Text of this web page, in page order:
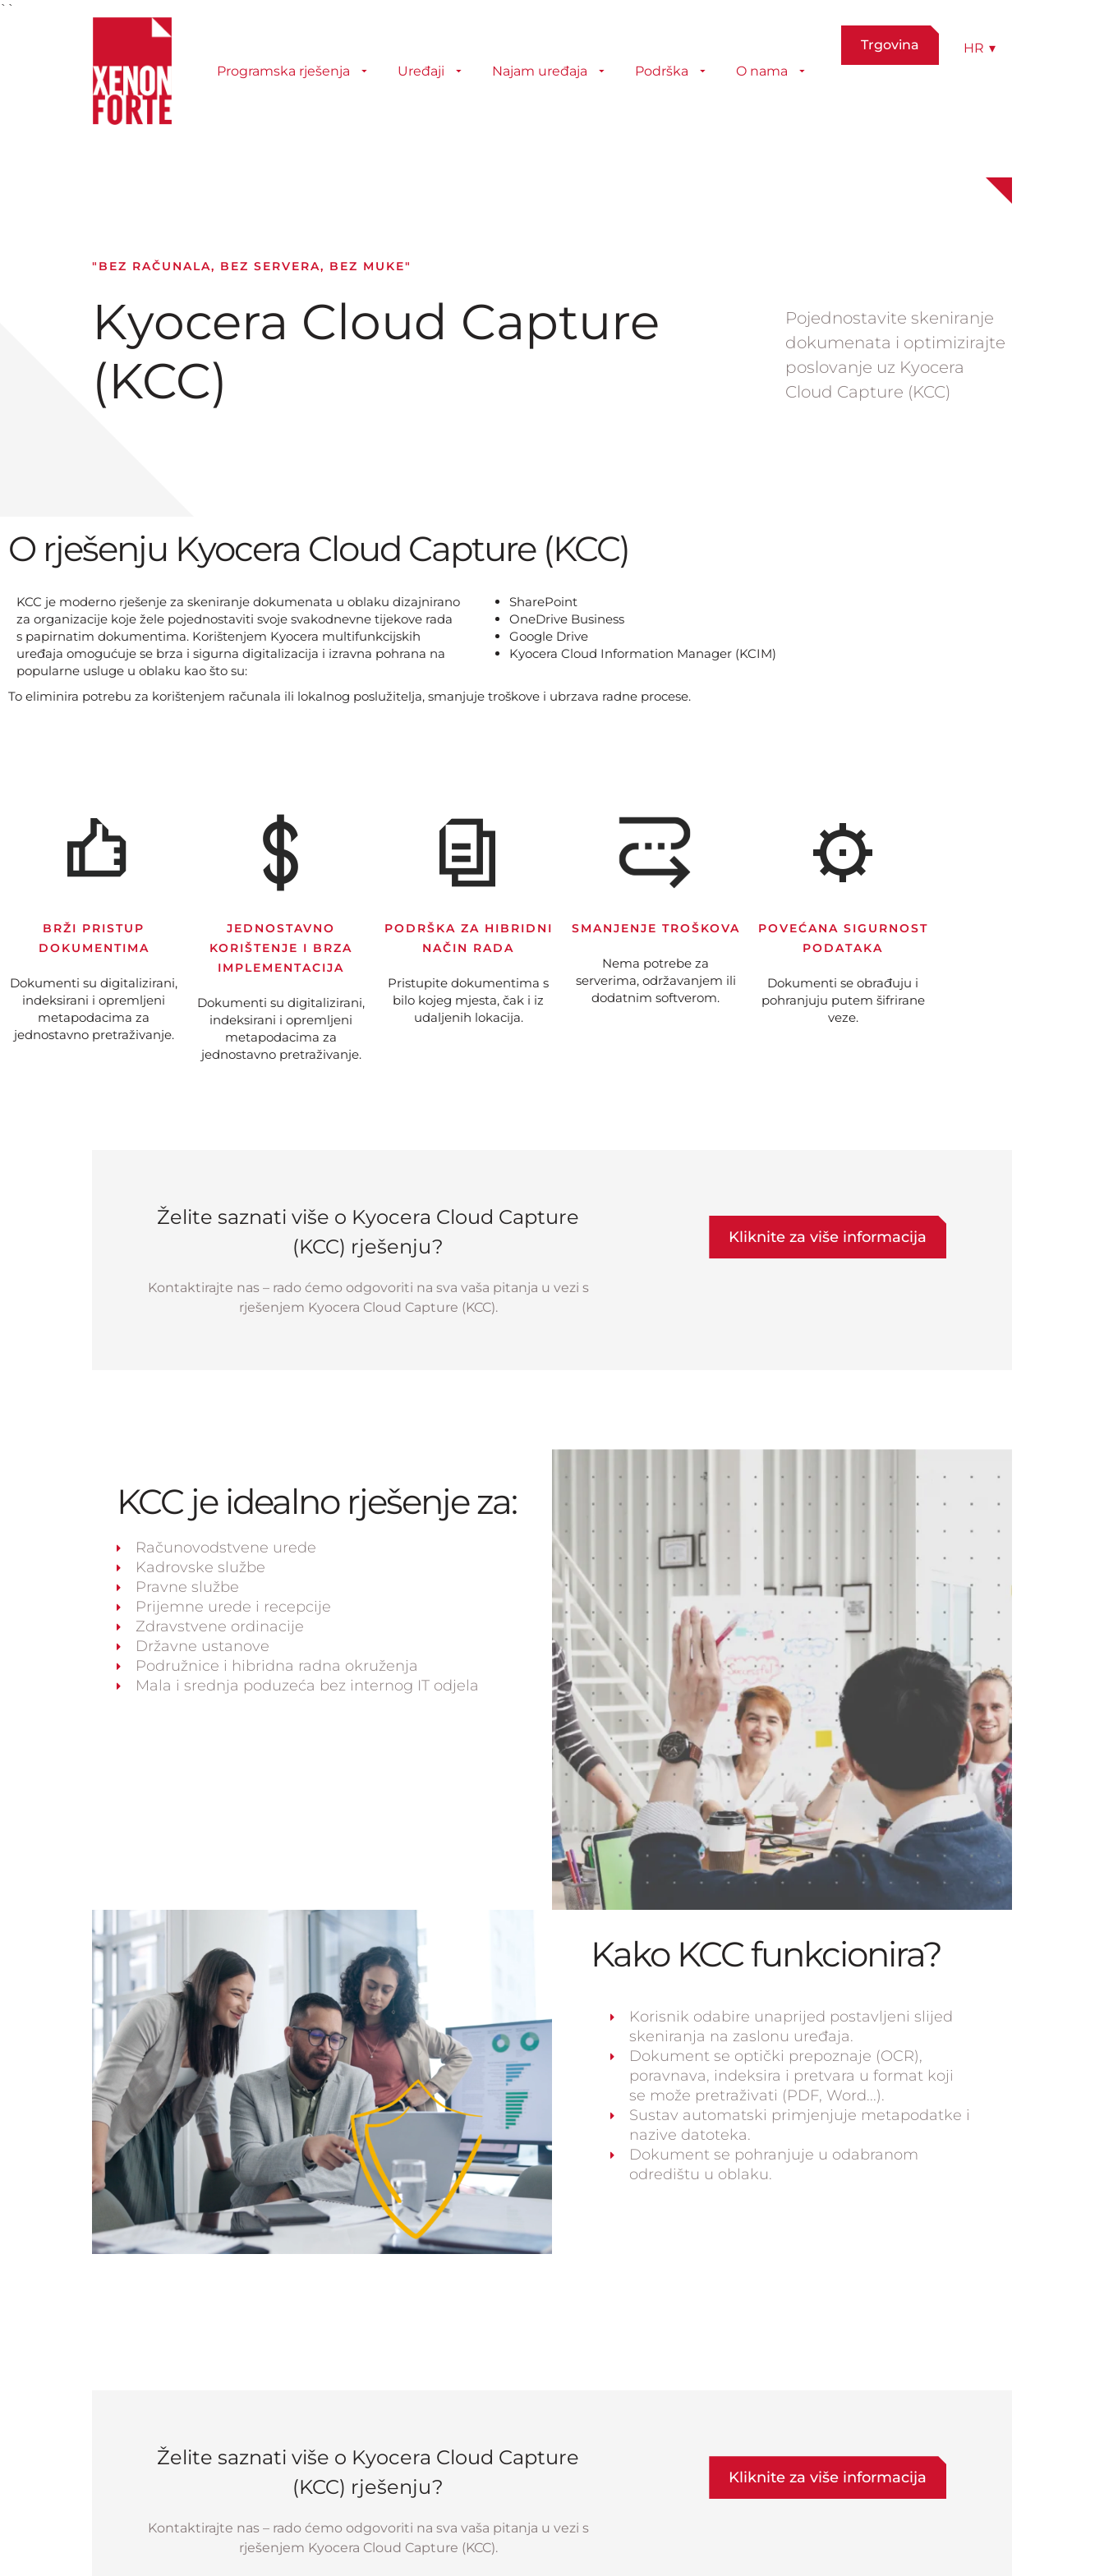
``
Programska rješenja Uređaji Najam uređaja Podrška O nama
Trgovina HR ▾
"BEZ RAČUNALA, BEZ SERVERA, BEZ MUKE"
Kyocera Cloud Capture
(KCC)
Pojednostavite skeniranje
dokumenata i optimizirajte
poslovanje uz Kyocera
Cloud Capture (KCC)
O rješenju Kyocera Cloud Capture (KCC)
KCC je moderno rješenje za skeniranje dokumenata u oblaku dizajnirano
za organizacije koje žele pojednostaviti svoje svakodnevne tijekove rada
s papirnatim dokumentima. Korištenjem Kyocera multifunkcijskih
uređaja omogućuje se brza i sigurna digitalizacija i izravna pohrana na
popularne usluge u oblaku kao što su:
SharePoint
OneDrive Business
Google Drive
Kyocera Cloud Information Manager (KCIM)
To eliminira potrebu za korištenjem računala ili lokalnog poslužitelja, smanjuje troškove i ubrzava radne procese.
BRŽI PRISTUP
DOKUMENTIMA
Dokumenti su digitalizirani,
indeksirani i opremljeni
metapodacima za
jednostavno pretraživanje.
JEDNOSTAVNO
KORIŠTENJE I BRZA
IMPLEMENTACIJA
Dokumenti su digitalizirani,
indeksirani i opremljeni
metapodacima za
jednostavno pretraživanje.
PODRŠKA ZA HIBRIDNI
NAČIN RADA
Pristupite dokumentima s
bilo kojeg mjesta, čak i iz
udaljenih lokacija.
SMANJENJE TROŠKOVA
Nema potrebe za
serverima, održavanjem ili
dodatnim softverom.
POVEĆANA SIGURNOST
PODATAKA
Dokumenti se obrađuju i
pohranjuju putem šifrirane
veze.
Želite saznati više o Kyocera Cloud Capture
(KCC) rješenju?
Kontaktirajte nas – rado ćemo odgovoriti na sva vaša pitanja u vezi s
rješenjem Kyocera Cloud Capture (KCC).
Kliknite za više informacija
KCC je idealno rješenje za:
Računovodstvene urede
Kadrovske službe
Pravne službe
Prijemne urede i recepcije
Zdravstvene ordinacije
Državne ustanove
Podružnice i hibridna radna okruženja
Mala i srednja poduzeća bez internog IT odjela
Kako KCC funkcionira?
Korisnik odabire unaprijed postavljeni slijed
skeniranja na zaslonu uređaja.
Dokument se optički prepoznaje (OCR),
poravnava, indeksira i pretvara u format koji
se može pretraživati ​​(PDF, Word...).
Sustav automatski primjenjuje metapodatke i
nazive datoteka.
Dokument se pohranjuje u odabranom
odredištu u oblaku.
Želite saznati više o Kyocera Cloud Capture
(KCC) rješenju?
Kontaktirajte nas – rado ćemo odgovoriti na sva vaša pitanja u vezi s
rješenjem Kyocera Cloud Capture (KCC).
Kliknite za više informacija